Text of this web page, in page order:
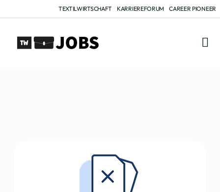
TEXTILWIRTSCHAFT KARRIEREFORUM CAREER PIONEER